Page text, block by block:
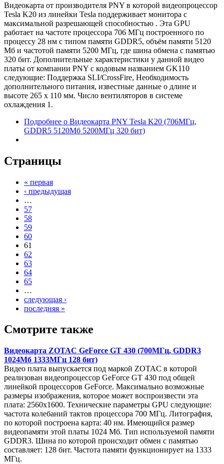
Видеокарта от производителя PNY в которой видеопроцессор
Tesla K20 из линейки Tesla поддерживает монитора с
максимальной разрешающей способностью . Эта GPU
работает на частоте процессора 706 МГц построенного по
процессу 28 нм с типом памяти GDDR5, объём памяти 5120
Мб и частотой памяти 5200 МГц, где шина обмена с памятью
320 бит. Дополнительные характеристики у данной видео
платы от компании PNY с кодовым названием GK110
следующие: Поддержка SLI/CrossFire, Необходимость
дополнительного питания, известные данные о длине и
высоте 265 х 110 мм. Число вентиляторов в системе
охлаждения 1.
Подробнее о Видеокарта PNY Tesla K20 (706МГц,
GDDR5 5120Мб 5200МГц 320 бит)
Страницы
« первая
‹ предыдущая
…
57
58
59
60
61
62
63
64
65
…
следующая ›
последняя »
Смотрите также
Видеокарта ZOTAC GeForce GT 430 (700МГц, GDDR3
1024Мб 1333МГц 128 бит)
Видео плата выпускается под маркой ZOTAC в которой
реализован видеопроцессор GeForce GT 430 под общей
линейкой процессоров GeForce. Максимально возможные
размеры изображения, которое может воспроизвести эта
плата: 2560x1600. Технические параметры GPU следующие:
частота колебаний тактов процессора 700 МГц. Литография,
по которой построена карта: 40 нм. Имеющийся размер
видеопамяти этой платы 1024 Мб. Тип используемой памяти
GDDR3. Шина по которой происходит обмен с памятью
составляет: 128 бит. Частота памяти функционирует на 1333
МГц.